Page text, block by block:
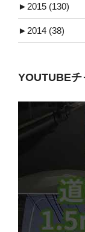
► 2015 (130)
► 2014 (38)
YOUTUBEチ